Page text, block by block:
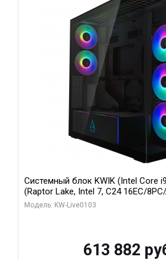
Системный блок KWIK (Intel Core
(Raptor Lake, Intel 7, C24 16EC/
модуля)/ Afox RTX4090 24GB
Модель: KW-Live0103
613 882